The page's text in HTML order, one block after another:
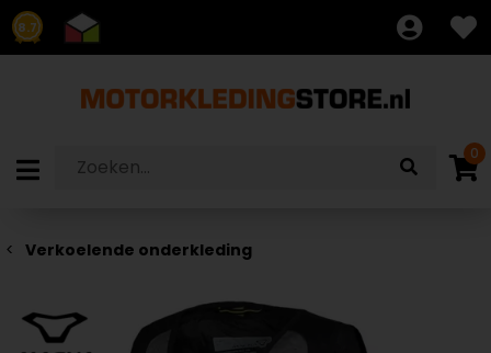
8.7
0
Verkoelende onderkleding